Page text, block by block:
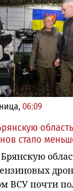
06:09
область
стало
ВСУ почти